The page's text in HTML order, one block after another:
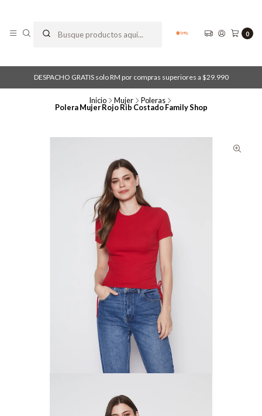
0
DESPACHO GRATIS solo RM por compras superiores a $29.990
Inicio Mujer Poleras
Polera Mujer Rojo Rib Costado Family Shop